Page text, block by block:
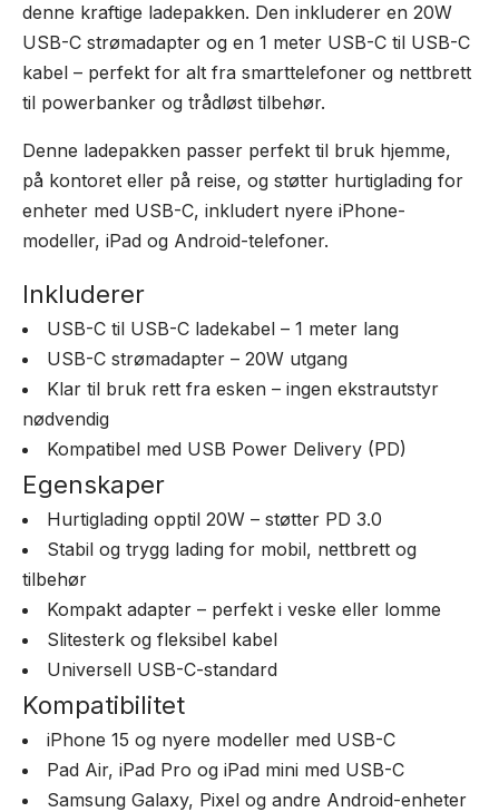
denne kraftige ladepakken. Den inkluderer en 20W
USB-C strømadapter og en 1 meter USB-C til USB-C
kabel – perfekt for alt fra smarttelefoner og nettbrett
til powerbanker og trådløst tilbehør.
Denne ladepakken passer perfekt til bruk hjemme,
på kontoret eller på reise, og støtter hurtiglading for
enheter med USB-C, inkludert nyere iPhone-
modeller, iPad og Android-telefoner.
Inkluderer
USB-C til USB-C ladekabel – 1 meter lang
USB-C strømadapter – 20W utgang
Klar til bruk rett fra esken – ingen ekstrautstyr
nødvendig
Kompatibel med USB Power Delivery (PD)
Egenskaper
Hurtiglading opptil 20W – støtter PD 3.0
Stabil og trygg lading for mobil, nettbrett og
tilbehør
Kompakt adapter – perfekt i veske eller lomme
Slitesterk og fleksibel kabel
Universell USB-C-standard
Kompatibilitet
iPhone 15 og nyere modeller med USB-C
Pad Air, iPad Pro og iPad mini med USB-C
Samsung Galaxy, Pixel og andre Android-enheter